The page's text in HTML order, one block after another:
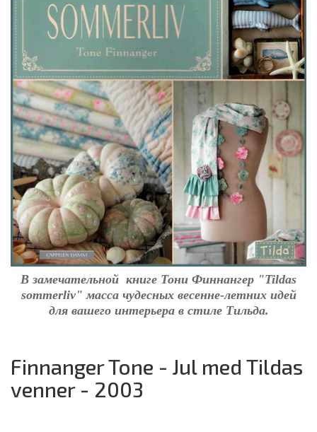
В замечательной книге Тони Финнангер "Tildas
sommerliv" масса чудесных весенне-летних идей
для вашего интерьера в стиле Тильда.
Finnanger Tone - Jul med Tildas
venner - 2003